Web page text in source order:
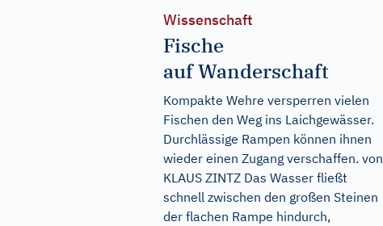
Wissenschaft
Fische
auf Wanderschaft
Kompakte Wehre versperren vielen
Fischen den Weg ins Laichgewässer.
Durchlässige Rampen können ihnen
wieder einen Zugang verschaffen. von
KLAUS ZINTZ Das Wasser fließt
schnell zwischen den großen Steinen
der flachen Rampe hindurch,